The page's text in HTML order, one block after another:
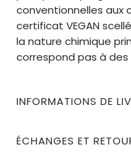
conventionnelles aux
certificat VEGAN
la nature chimique
correspond pas à des
INFORMATIONS DE
ÉCHANGES ET